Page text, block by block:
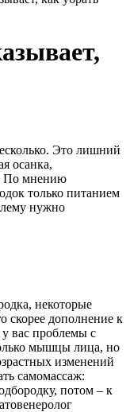
Это лишний
осанка,
По мнению
только питанием
нужно
некоторые
скорее дополнение к
вас проблемы с
мышцы лица, но
изменений
самомассаж:
потом – к